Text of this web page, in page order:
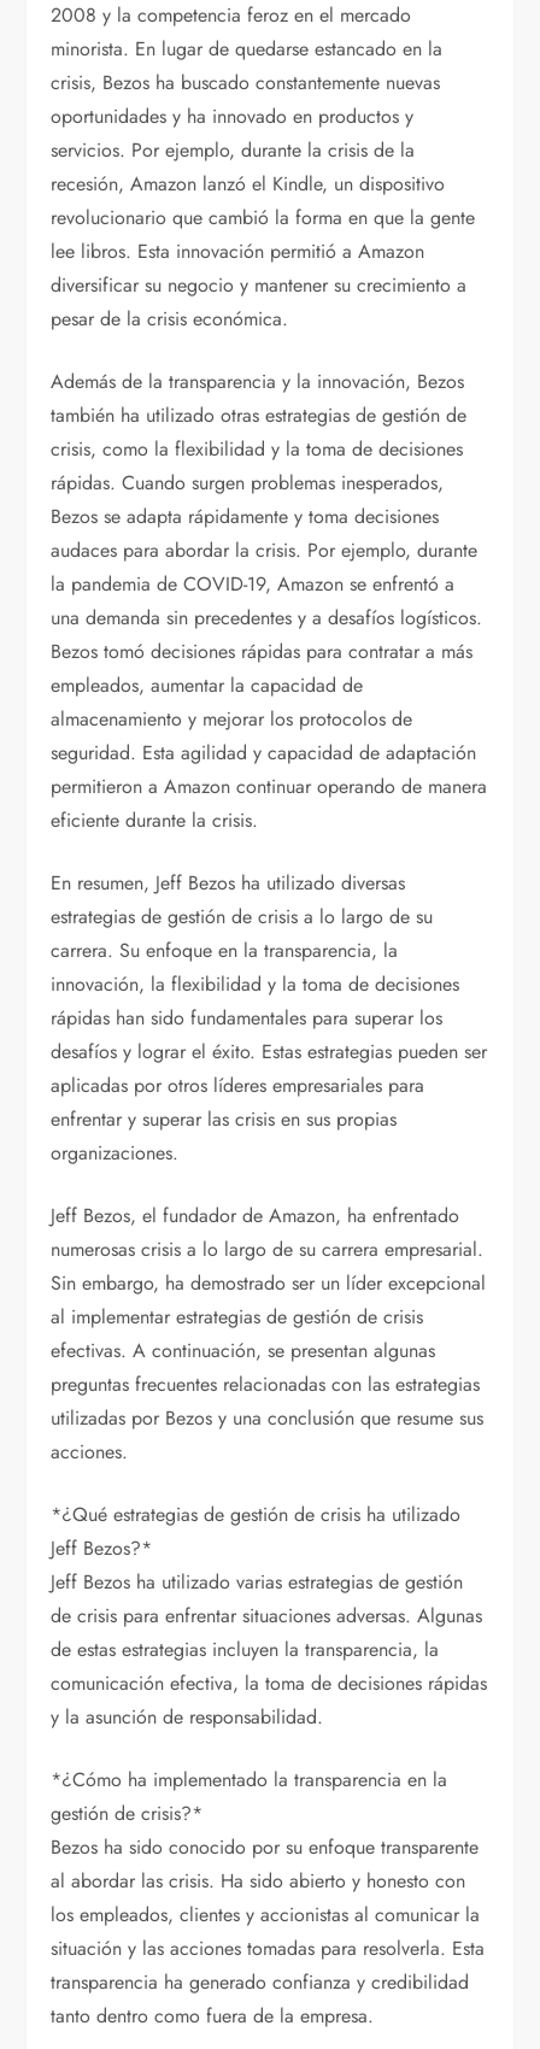
2008 y la competencia feroz en el mercado
minorista. En lugar de quedarse estancado en la
crisis, Bezos ha buscado constantemente nuevas
oportunidades y ha innovado en productos y
servicios. Por ejemplo, durante la crisis de la
recesión, Amazon lanzó el Kindle, un dispositivo
revolucionario que cambió la forma en que la gente
lee libros. Esta innovación permitió a Amazon
diversificar su negocio y mantener su crecimiento a
pesar de la crisis económica.
Además de la transparencia y la innovación, Bezos
también ha utilizado otras estrategias de gestión de
crisis, como la flexibilidad y la toma de decisiones
rápidas. Cuando surgen problemas inesperados,
Bezos se adapta rápidamente y toma decisiones
audaces para abordar la crisis. Por ejemplo, durante
la pandemia de COVID-19, Amazon se enfrentó a
una demanda sin precedentes y a desafíos logísticos.
Bezos tomó decisiones rápidas para contratar a más
empleados, aumentar la capacidad de
almacenamiento y mejorar los protocolos de
seguridad. Esta agilidad y capacidad de adaptación
permitieron a Amazon continuar operando de manera
eficiente durante la crisis.
En resumen, Jeff Bezos ha utilizado diversas
estrategias de gestión de crisis a lo largo de su
carrera. Su enfoque en la transparencia, la
innovación, la flexibilidad y la toma de decisiones
rápidas han sido fundamentales para superar los
desafíos y lograr el éxito. Estas estrategias pueden ser
aplicadas por otros líderes empresariales para
enfrentar y superar las crisis en sus propias
organizaciones.
Jeff Bezos, el fundador de Amazon, ha enfrentado
numerosas crisis a lo largo de su carrera empresarial.
Sin embargo, ha demostrado ser un líder excepcional
al implementar estrategias de gestión de crisis
efectivas. A continuación, se presentan algunas
preguntas frecuentes relacionadas con las estrategias
utilizadas por Bezos y una conclusión que resume sus
acciones.
*¿Qué estrategias de gestión de crisis ha utilizado
Jeff Bezos?*
Jeff Bezos ha utilizado varias estrategias de gestión
de crisis para enfrentar situaciones adversas. Algunas
de estas estrategias incluyen la transparencia, la
comunicación efectiva, la toma de decisiones rápidas
y la asunción de responsabilidad.
*¿Cómo ha implementado la transparencia en la
gestión de crisis?*
Bezos ha sido conocido por su enfoque transparente
al abordar las crisis. Ha sido abierto y honesto con
los empleados, clientes y accionistas al comunicar la
situación y las acciones tomadas para resolverla. Esta
transparencia ha generado confianza y credibilidad
tanto dentro como fuera de la empresa.